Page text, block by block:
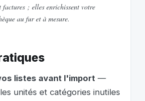
factures ; elles enrichissent votre
au fur et à mesure.
listes avant l'import —
unités et catégories inutiles